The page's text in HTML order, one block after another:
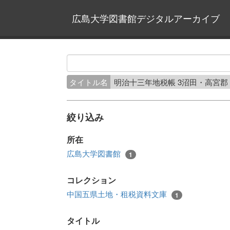
広島大学図書館デジタルアーカイブ
タイトル名 明治十三年地税帳 3沼田・高宮郡
絞り込み
所在
広島大学図書館 1
コレクション
中国五県土地・租税資料文庫 1
タイトル